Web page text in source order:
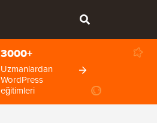
3000+
Uzmanlardan
WordPress
eğitimleri